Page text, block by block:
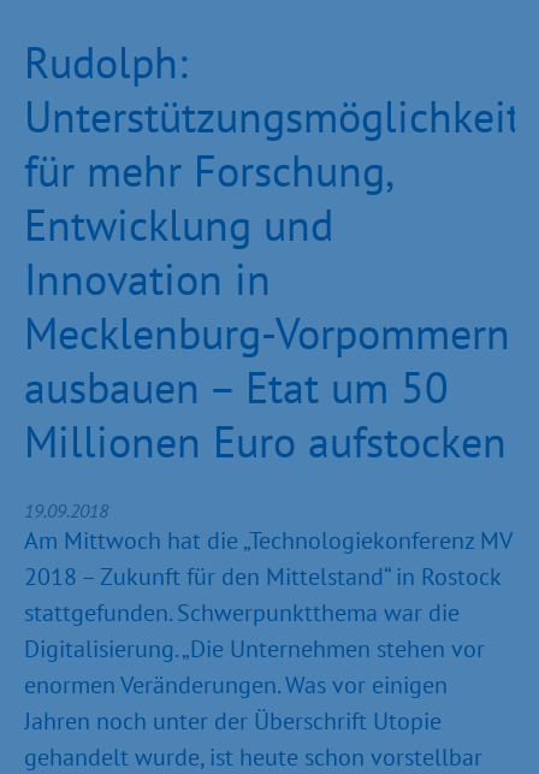
Rudolph:
für mehr Forschung,
Entwicklung und
Innovation in
Mecklenburg-Vorpommern
ausbauen – Etat um 50
Millionen Euro aufstocken
19.09.2018
Am Mittwoch hat die „Technologiekonferenz MV
2018 – Zukunft für den Mittelstand“ in Rostock
stattgefunden. Schwerpunktthema war die
Digitalisierung. „Die Unternehmen stehen vor
enormen Veränderungen. Was vor einigen
Jahren noch unter der Überschrift Utopie
gehandelt wurde, ist heute schon vorstellbar